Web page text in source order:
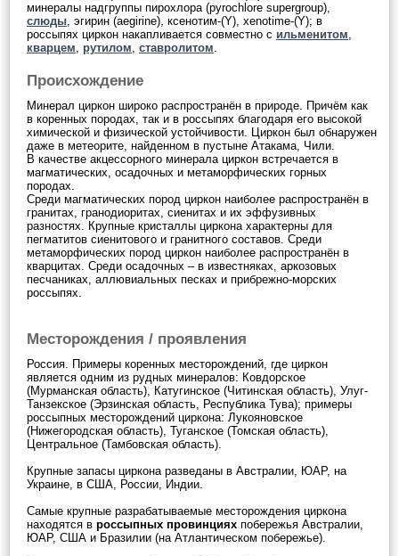
минералы надгруппы пирохлора (pyrochlore supergroup),
слюды , эгирин (aegirine), ксенотим-(Y), xenotime-(Y); в
россыпях циркон накапливается совместно с ильменитом
кварцем рутилом ставролитом
Происхождение
Минерал циркон широко распространён в природе. Причём как
в коренных породах, так и в россыпях благодаря его высокой
химической и физической устойчивости. Циркон был обнаружен
даже в метеорите, найденном в пустыне Атакама, Чили.
В качестве акцессорного минерала циркон встречается в
магматических, осадочных и метаморфических горных
породах.
Среди магматических пород циркон наиболее распространён в
гранитах, гранодиоритах, сиенитах и их эффузивных
разностях. Крупные кристаллы циркона характерны для
пегматитов сиенитового и гранитного составов. Среди
метаморфических пород циркон наиболее распространён в
кварцитах. Среди осадочных – в известняках, аркозовых
песчаниках, аллювиальных песках и прибрежно-морских
россыпях.
Месторождения / проявления
Россия. Примеры коренных месторождений, где циркон
является одним из рудных минералов: Ковдорское
(Мурманская область), Катугинское (Читинская область), Улуг-
Танзекское (Эрзинская область, Республика Тува); примеры
россыпных месторождений циркона: Лукояновское
(Нижегородская область), Туганское (Томская область),
Центральное (Тамбовская область).
Крупные запасы циркона разведаны в Австралии, ЮАР, на
Украине, в США, России, Индии.
Самые крупные разрабатываемые месторождения циркона
находятся в россыпных провинциях побережья Австралии,
ЮАР, США и Бразилии (на Атлантическом побережье).